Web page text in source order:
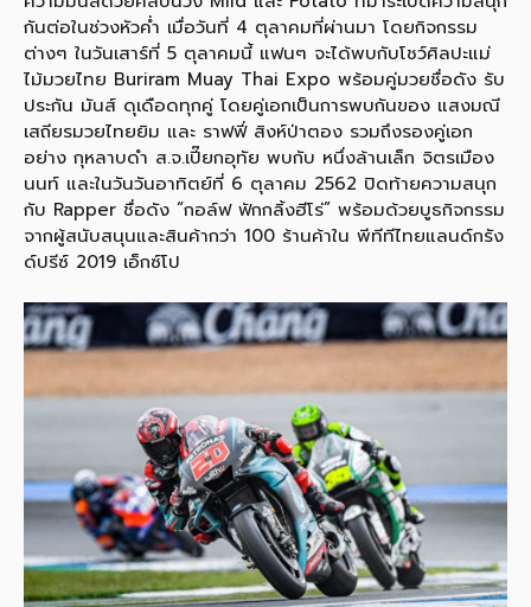
กันต่อในช่วงหัวค่ำ เมื่อวันที่ 4 ตุลาคมที่ผ่านมา โดยกิจกรรม
ต่างๆ ในวันเสาร์ที่ 5 ตุลาคมนี้ แฟนๆ จะได้พบกับโชว์ศิลปะแม่
ไม้มวยไทย Buriram Muay Thai Expo พร้อมคู่มวยชื่อดัง รับ
ประกัน มันส์ ดุเดือดทุกคู่ โดยคู่เอกเป็นการพบกันของ แสงมณี
เสถียรมวยไทยยิม และ ราฟฟี่ สิงห์ป่าตอง รวมถึงรองคู่เอก
อย่าง กุหลาบดำ ส.จ.เปี๊ยกอุทัย พบกับ หนึ่งล้านเล็ก จิตรเมือง
นนท์ และในวันวันอาทิตย์ที่ 6 ตุลาคม 2562 ปิดท้ายความสนุก
กับ Rapper ชื่อดัง “กอล์ฟ ฟักกลิ้งฮีโร่” พร้อมด้วยบูธกิจกรรม
จากผู้สนับสนุนและสินค้ากว่า 100 ร้านค้าใน พีทีทีไทยแลนด์กรัง
ด์ปรีซ์ 2019 เอ็กซ์โป